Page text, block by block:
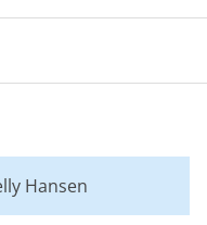
Hansen